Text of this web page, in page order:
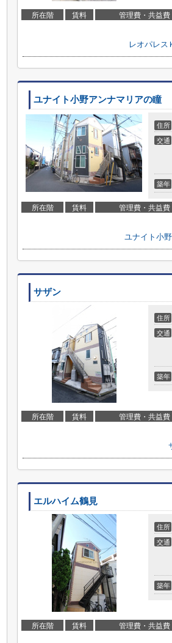
所在階 賃料 管理費・共益費
レオパレス
ユナイト小野アンナマリアの瞳
住所
交通
築年
所在階 賃料 管理費・共益費
ユナイト小
サザン
住所
交通
築年
所在階 賃料 管理費・共益費
エルハイム鶴見
住所
交通
築年
所在階 賃料 管理費・共益費